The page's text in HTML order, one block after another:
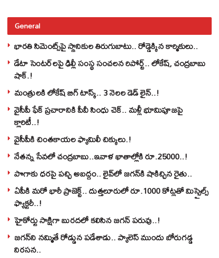
General
భారతి సిమెంట్స్‌పై స్థానికుల తిరుగుబాటు.. రోడ్డెక్కిన కార్మికులు..
డేటా సెంటర్‌లపై ఢిల్లీ సంస్థ సంచలన రిపోర్ట్.. లోకేష్‌, చంద్రబాబు
షాక్‌.!
మంత్రులకి లోకేష్‌ బిగ్‌ టాస్క్‌.. 3 నెలల డెడ్‌ లైన్‌..!
వైసీపీ ఫేక్ ప్రచారానికి పీవీ సింధు చెక్.. మళ్లీ భూమిపూజపై
క్లారిటీ..!
వైసీపీకి చింతకాయల ఫ్యామిలీ చిక్కులు.!
నేతన్న సేవలో చంద్రబాబు..ఇవాళ ఖాతాల్లోకి రూ.25000..!
పొగాకు ధరపై పచ్చి అబద్దం.. లైవ్‌లో జగన్‌కి షాకిచ్చిన రైతు..
ఏపీకి మరో భారీ ప్రాజెక్ట్.. దుత్తలూరులో రూ.1000 కోట్లతో మిస్సైల్స్
ఫ్యాక్టరీ..!
హైకోర్టు సాక్షిగా బురదలో కలిసిన జగన్ పరువు..!
జగన్‌ని నమ్మితే రోడ్డున పడేశాడు.. ప్యాలెస్‌ ముందు బోరుగడ్డ
నిరసన..